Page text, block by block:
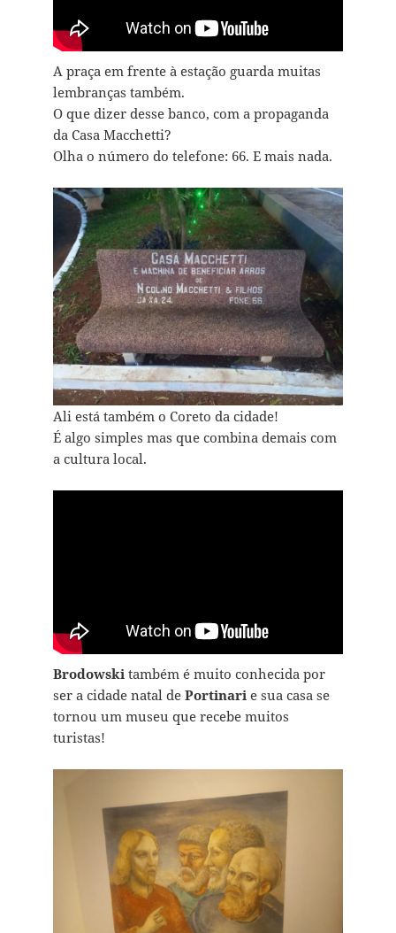
A praça em frente à estação guarda muitas
lembranças também.
O que dizer desse banco, com a propaganda
da Casa Macchetti?
Olha o número do telefone: 66. E mais nada.
Ali está também o Coreto da cidade!
É algo simples mas que combina demais com
a cultura local.
Brodowski também é muito conhecida por
ser a cidade natal de Portinari e sua casa se
tornou um museu que recebe muitos
turistas!